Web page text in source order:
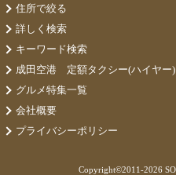
住所で絞る
詳しく検索
キーワード検索
成田空港 定額タクシー(ハイヤー)
グルメ特集一覧
会社概要
プライバシーポリシー
Copyright©2011-2026